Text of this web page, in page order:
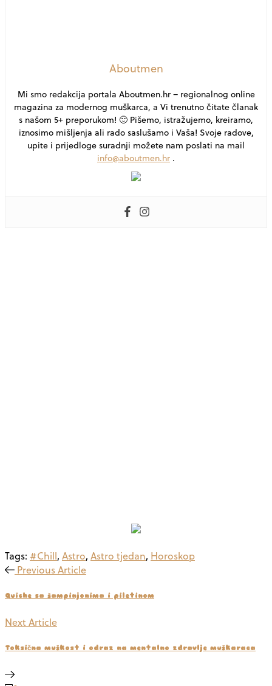
Aboutmen
Mi smo redakcija portala Aboutmen.hr – regionalnog online
magazina za modernog muškarca, a Vi trenutno čitate članak
s našom 5+ preporukom! 🙂 Pišemo, istražujemo, kreiramo,
iznosimo mišljenja ali rado saslušamo i Vaša! Svoje radove,
upite i prijedloge suradnji možete nam poslati na mail
info@aboutmen.hr .
Tags: #Chill, Astro, Astro tjedan, Horoskop
Previous Article
Quiche sa šampinjonima i piletinom
Next Article
Toksična muškost i odraz na mentalno zdravlje muškaraca